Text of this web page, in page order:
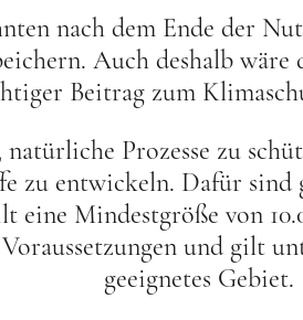
nach dem Ende der
Auch deshalb
Beitrag zum
Prozesse zu
zu entwickeln. Dafür sind
eine Mindestgröße von
und gilt
geeignetes Gebiet.